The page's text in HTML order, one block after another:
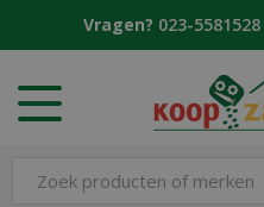
Vragen? 023-5581528